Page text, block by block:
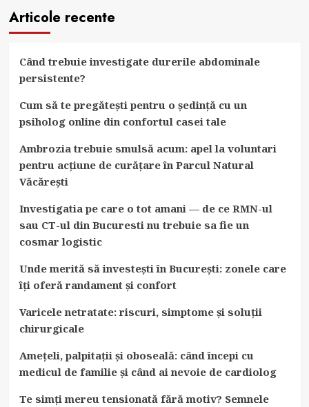
Articole recente
Când trebuie investigate durerile abdominale
persistente?
Cum să te pregătești pentru o ședință cu un
psiholog online din confortul casei tale
Ambrozia trebuie smulsă acum: apel la voluntari
pentru acțiune de curățare în Parcul Natural
Văcărești
Investigatia pe care o tot amani — de ce RMN-ul
sau CT-ul din Bucuresti nu trebuie sa fie un
cosmar logistic
Unde merită să investești în București: zonele care
îți oferă randament și confort
Varicele netratate: riscuri, simptome și soluții
chirurgicale
Amețeli, palpitații și oboseală: când începi cu
medicul de familie și când ai nevoie de cardiolog
Te simți mereu tensionată fără motiv? Semnele